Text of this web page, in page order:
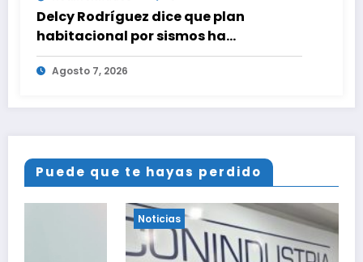
Delcy Rodríguez dice que plan
habitacional por sismos ha
beneficiado a unas 2.000 personas en
una semana
Agosto 7, 2026
Puede que te hayas perdido